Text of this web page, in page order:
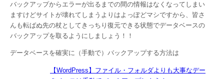
バックアップからエラーが出るまでの間の情報はなくなってしまい
ますけどサイトが壊れてしまうよりはよっぽどマシですから、皆さ
んも転ばぬ先の杖としてきっちり復元できる状態でデータベースの
バックアップを取るようにしましょう！！
データベースを確実に（手動で）バックアップする方法は
【WordPress】ファイル・フォルダよりも大事なデー